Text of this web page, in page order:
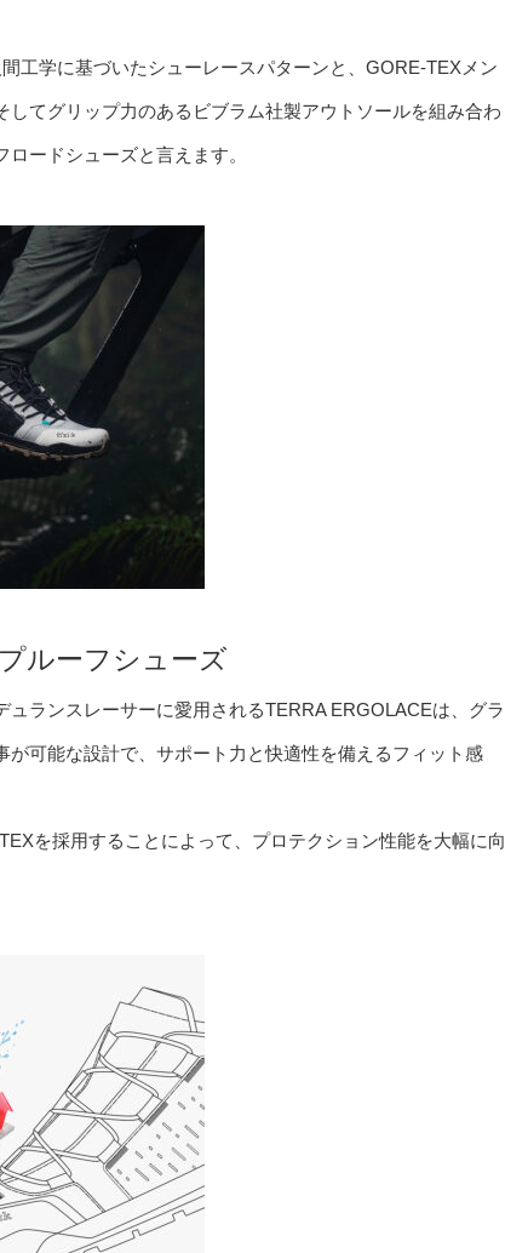
工学に基づいたシューレースパターンと、GORE-TEXメン
てグリップ力のあるビブラム社製アウトソールを組み合わ
ードシューズと言えます。
ルーフシューズ
ランスレーサーに愛用されるTERRA ERGOLACEは、グラ
可能な設計で、サポート力と快適性を備えるフィット感
を採用することによって、プロテクション性能を大幅に向